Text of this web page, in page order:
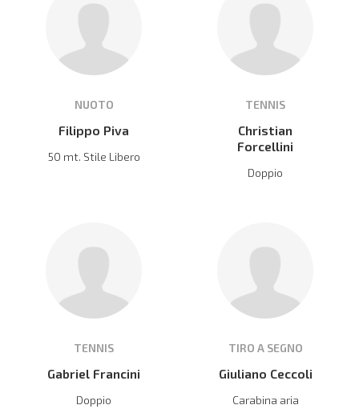
NUOTO
Filippo Piva
50 mt. Stile Libero
TENNIS
Christian
Forcellini
Doppio
TENNIS
Gabriel Francini
Doppio
TIRO A SEGNO
Giuliano Ceccoli
Carabina aria